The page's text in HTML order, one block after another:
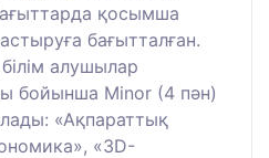
қосымша
бағытталған.
алушылар
бойынша Minor (4 пән)
«Ақпараттық
«3D-